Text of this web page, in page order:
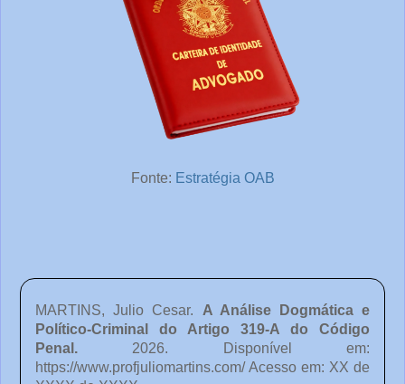
Fonte: Estratégia OAB
MARTINS, Julio Cesar. A Análise Dogmática e
Político-Criminal do Artigo 319-A do Código
Penal .2026. Disponível em:
https://www.profjuliomartins.com/ Acesso em: XX de